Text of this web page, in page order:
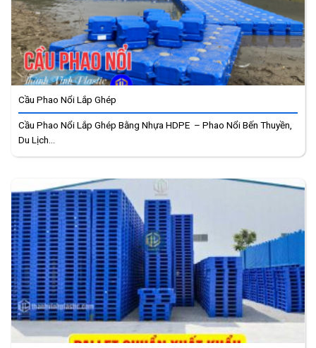
Cầu Phao Nổi Lắp Ghép
Cầu Phao Nổi Lắp Ghép Bằng Nhựa HDPE – Phao Nổi Bến Thuyền,
Du Lịch...